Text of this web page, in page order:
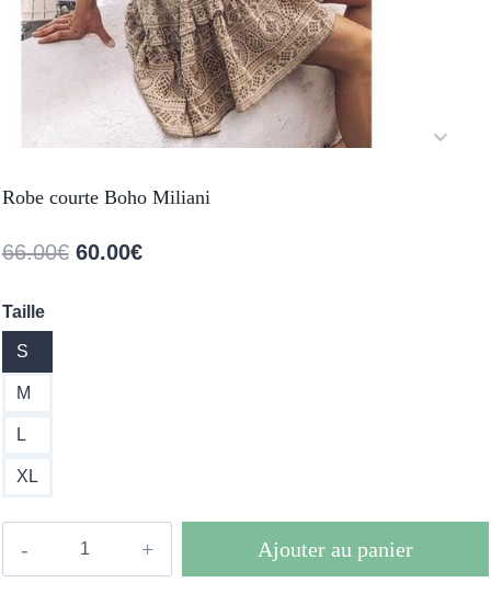
Robe courte Boho Miliani
66.00€ Le
60.00€Le
Taille
S
M
L
XL
Ajouter au panier